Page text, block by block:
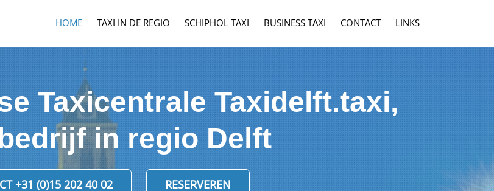
HOME TAXI IN DE REGIO SCHIPHOL TAXI BUSINESS TAXI CONTACT LINKS
Taxicentrale Taxidelft.taxi,
in regio Delft
+31 (0)15 202 40 02 RESERVEREN